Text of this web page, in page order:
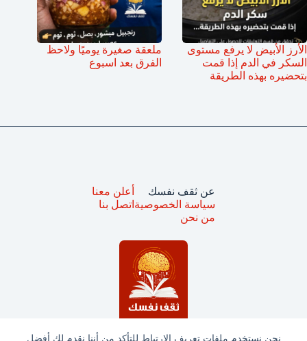
نحن نستخدم ملفات تعريف الارتباط للتأكد من أننا نقدم لك أفضل
الأرز الأبيض لا يرفع مستوى
السكر في الدم إذا قمت
بتحضيره بهذه الطريقة
ملعقة صغيرة يوميًا ولاحظ
الفرق بعد اسبوع
عن ثقف نفسك
سياسة الخصوصية
من نحن
أعلن معنا
اتصل بنا